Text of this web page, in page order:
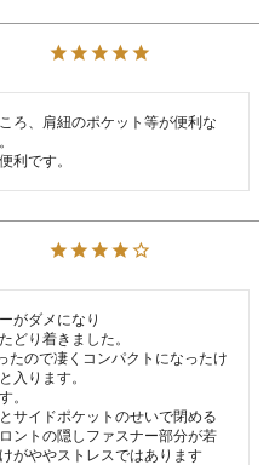
ろ、肩紐のポケット等が便利な
がダメになり
どり着きました。
たので凄くコンパクトになったけ
入ります。
。
サイドポケットのせいで閉める
ントの隠しファスナー部分が若
がややストレスではあります